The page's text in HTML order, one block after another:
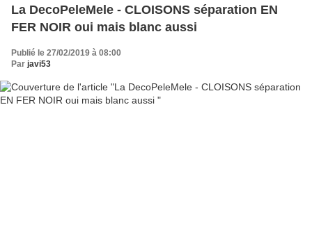
La DecoPeleMele - CLOISONS séparation EN
FER NOIR oui mais blanc aussi
Publié le 27/02/2019 à 08:00
Par javi53